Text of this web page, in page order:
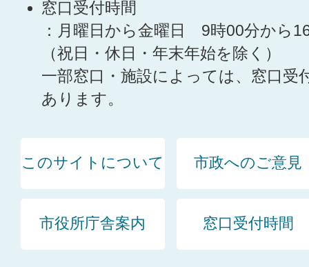
窓口受付時間
：月曜日から金曜日 9時00分から
（祝日・休日・年末年始を除く）
一部窓口・施設によっては、窓口受
あります。
このサイトについて 市政へのご意見
市役所庁舎案内 窓口受付時間